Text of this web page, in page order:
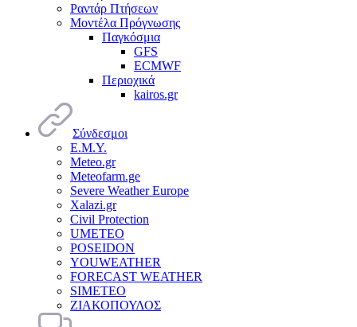
Ραντάρ Πτήσεων
Μοντέλα Πρόγνωσης
Παγκόσμια
GFS
ECMWF
Περιοχικά
kairos.gr
Σύνδεσμοι
Ε.Μ.Υ.
Meteo.gr
Meteofarm.ge
Severe Weather Europe
Xalazi.gr
Civil Protection
UMETEO
POSEIDON
YOUWEATHER
FORECAST WEATHER
SIMETEO
ΖΙΑΚΟΠΟΥΛΟΣ